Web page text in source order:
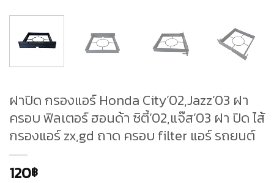
ฝาปิด กรองแอร์ Honda City’02,Jazz’03 ฝา
ครอบ ฟิลเตอร์ ฮอนด้า ซิตี้’02,แจ๊ส’03 ฝา ปิด ไส้
กรองแอร์ zx,gd ถาด ครอบ filter แอร์ รถยนต์
120฿